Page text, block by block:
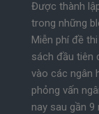
Được thành
trong những
Miễn phí đề
sách đầu tiên
vào các ngân
phỏng vấn
nay sau gần